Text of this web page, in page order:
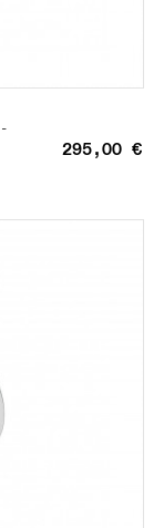
295,00 €